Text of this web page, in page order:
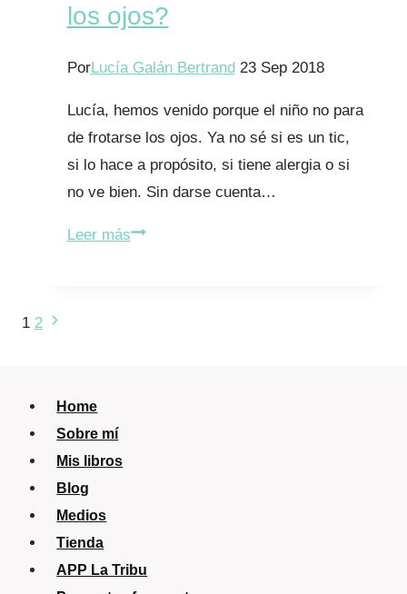
los ojos?
PorLucía Galán Bertrand 23 Sep 2018
Lucía, hemos venido porque el niño no para
de frotarse los ojos. Ya no sé si es un tic,
si lo hace a propósito, si tiene alergia o si
no ve bien. Sin darse cuenta…
Leer más¿Tú
Navegación
página
1 2 Siguiente
Home
Sobre mí
Mis libros
Blog
Medios
Tienda
APP La Tribu